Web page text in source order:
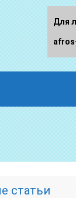
статьи
Для